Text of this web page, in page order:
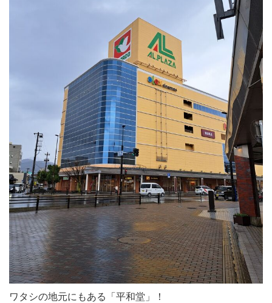
ワタシの地元にもある「平和堂」！